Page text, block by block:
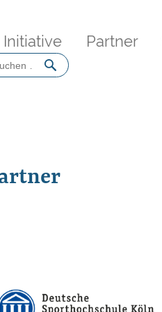
Initiative Partner